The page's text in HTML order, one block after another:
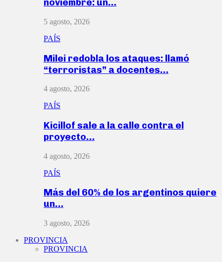
noviembre: un…
5 agosto, 2026
PAÍS
Milei redobla los ataques: llamó
“terroristas” a docentes…
4 agosto, 2026
PAÍS
Kicillof sale a la calle contra el
proyecto…
4 agosto, 2026
PAÍS
Más del 60% de los argentinos quiere
un…
3 agosto, 2026
PROVINCIA
PROVINCIA